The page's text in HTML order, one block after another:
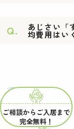
Q. あじさい「
均費用はい
ご相談からご入居まで
完全無料！